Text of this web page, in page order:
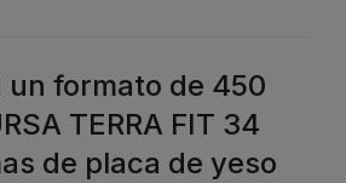
un formato de 450
TERRA FIT 34
de placa de yeso